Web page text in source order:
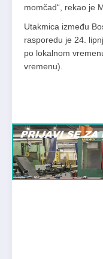
momčad“, rekao je
Utakmica između
rasporedu je 24.
po lokalnom
vremenu).